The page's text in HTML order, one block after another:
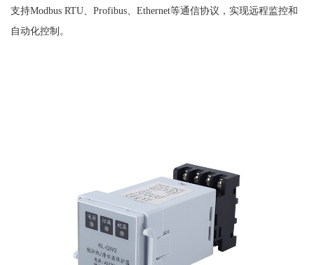
支持Modbus RTU、Profibus、Ethernet等通信协议，实现远程监控和
自动化控制。